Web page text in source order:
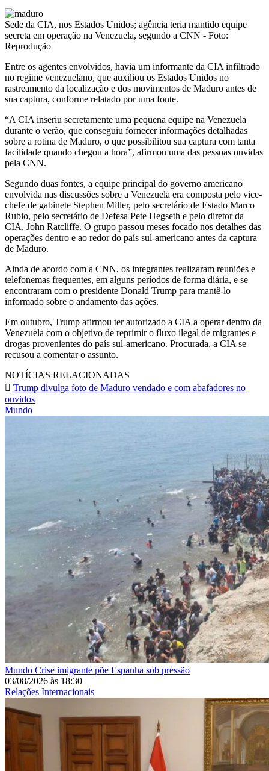
Sede da CIA, nos Estados Unidos; agência teria mantido equipe
secreta em operação na Venezuela, segundo a CNN - Foto:
Reprodução
Entre os agentes envolvidos, havia um informante da CIA infiltrado
no regime venezuelano, que auxiliou os Estados Unidos no
rastreamento da localização e dos movimentos de Maduro antes de
sua captura, conforme relatado por uma fonte.
“A CIA inseriu secretamente uma pequena equipe na Venezuela
durante o verão, que conseguiu fornecer informações detalhadas
sobre a rotina de Maduro, o que possibilitou sua captura com tanta
facilidade quando chegou a hora”, afirmou uma das pessoas ouvidas
pela CNN.
Segundo duas fontes, a equipe principal do governo americano
envolvida nas discussões sobre a Venezuela era composta pelo vice-
chefe de gabinete Stephen Miller, pelo secretário de Estado Marco
Rubio, pelo secretário de Defesa Pete Hegseth e pelo diretor da
CIA, John Ratcliffe. O grupo passou meses focado nos detalhes das
operações dentro e ao redor do país sul-americano antes da captura
de Maduro.
Ainda de acordo com a CNN, os integrantes realizaram reuniões e
telefonemas frequentes, em alguns períodos de forma diária, e se
encontraram com o presidente Donald Trump para mantê-lo
informado sobre o andamento das ações.
Em outubro, Trump afirmou ter autorizado a CIA a operar dentro da
Venezuela com o objetivo de reprimir o fluxo ilegal de migrantes e
drogas provenientes do país sul-americano. Procurada, a CIA se
recusou a comentar o assunto.
NOTÍCIAS RELACIONADAS
Trump divulga foto de Maduro vendado e com abafadores no
ouvidos
Mundo
Mundo Crise imigrante põe Espanha sob pressão
03/08/2026 às 18:30
Relações Internacionais